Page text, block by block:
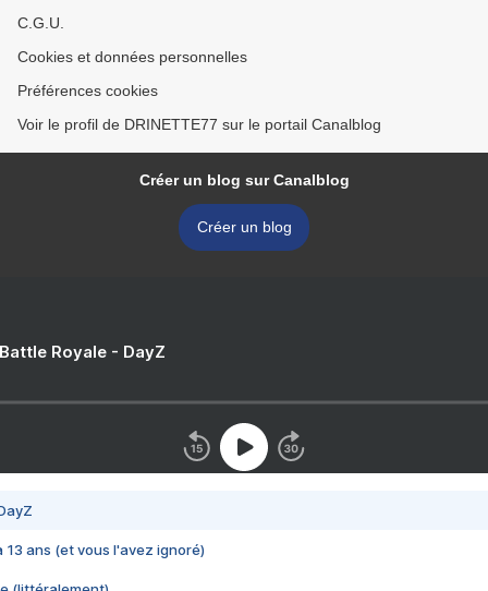
C.G.U.
Cookies et données personnelles
Préférences cookies
Voir le profil de DRINETTE77 sur le portail Canalblog
Créer un blog sur Canalblog
Créer un blog
Royale - DayZ
13 ans (et vous l'avez ignoré)